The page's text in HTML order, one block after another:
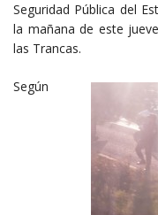
Seguridad Pública del
la mañana de este
las Trancas.
Según